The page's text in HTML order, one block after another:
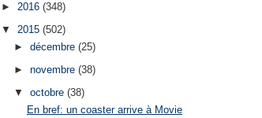
►2016(348)
▼2015(502)
► décembre (25)
► novembre (38)
▼ octobre (38)
En bref: un coaster arrive à Movie